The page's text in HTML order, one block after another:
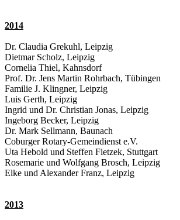
2014
Dr. Claudia Grekuhl, Leipzig
Dietmar Scholz, Leipzig
Cornelia Thiel, Kahnsdorf
Prof. Dr. Jens Martin Rohrbach, Tübingen
Familie J. Klingner, Leipzig
Luis Gerth, Leipzig
Ingrid und Dr. Christian Jonas, Leipzig
Ingeborg Becker, Leipzig
Dr. Mark Sellmann, Baunach
Coburger Rotary-Gemeindienst e.V.
Uta Hebold und Steffen Fietzek, Stuttgart
Rosemarie und Wolfgang Brosch, Leipzig
Elke und Alexander Franz, Leipzig
2013